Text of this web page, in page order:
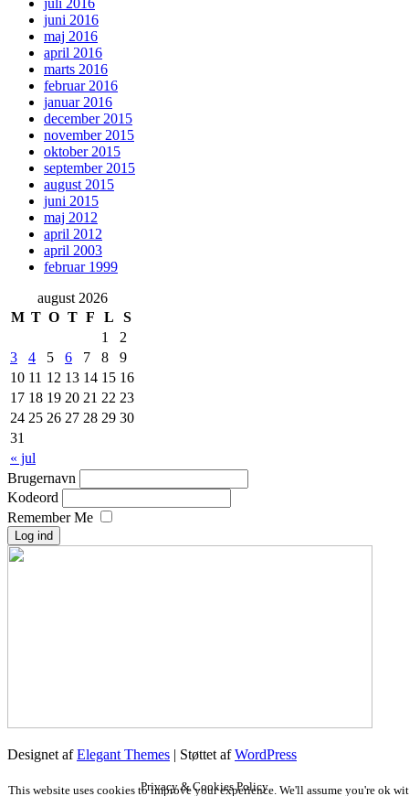
juni 2016
maj 2016
april 2016
marts 2016
februar 2016
januar 2016
december 2015
november 2015
oktober 2015
september 2015
august 2015
juni 2015
maj 2012
april 2012
april 2003
februar 1999
august 2026
M T O T F L S
« jul
1
2
3
4 5 6 7 8
9
10 11 12 13 14 15 16
17 18 19 20 21 22 23
24 25 26 27 28 29 30
31
Brugernavn
Kodeord
Remember Me
Designet afElegant Themes | Støttet afWordPress
This website uses cookies to improve your experience. We'll assume you're ok
Privacy & Cookies Policy